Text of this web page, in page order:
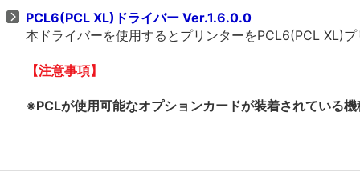
PCL6(PCL XL)ドライバー Ver.1.6.0.0
本ドライバーを使用するとプリンターをPCL6(PCL XL)
【注意事項】
※PCLが使用可能なオプションカードが装着されている